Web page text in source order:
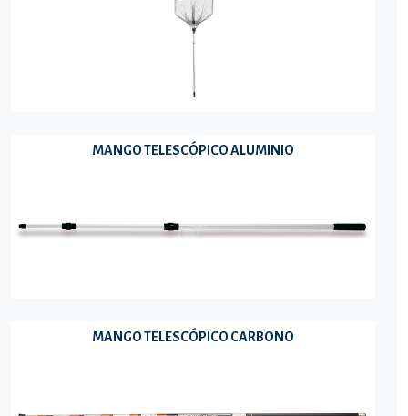
MANGO TELESCÓPICO ALUMINIO
MANGO TELESCÓPICO CARBONO